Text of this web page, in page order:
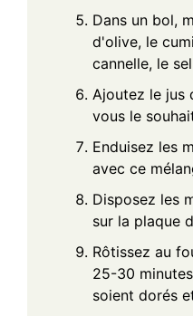
Dans un bol,
d'olive, le
cannelle, le
Ajoutez le jus
vous le
Enduisez les
avec ce
Disposez les
sur la plaque
Rôtissez au
25-30
soient dorés